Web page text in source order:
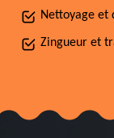
Nettoyage et
Zingueur et